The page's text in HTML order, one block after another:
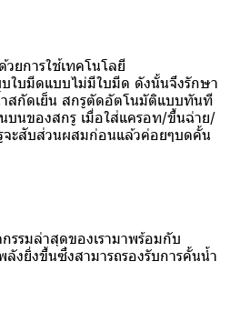
ยการใช้เทคโนโลยี
ใบมีดแบบไม่มีใบมีด ดังนั้นจึงรักษา
สกัดเย็น สกรูตัดอัตโนมัติแบบทันที
นของสกรู เมื่อใส่แครอท/ขึ้นฉ่าย/
จะสับส่วนผสมก่อนแล้วค่อยๆบดคั้น
รรมล่าสุดของเรามาพร้อมกับ
ลังยิ่งขึ้นซึ่งสามารถรองรับการคั้นน้ำ